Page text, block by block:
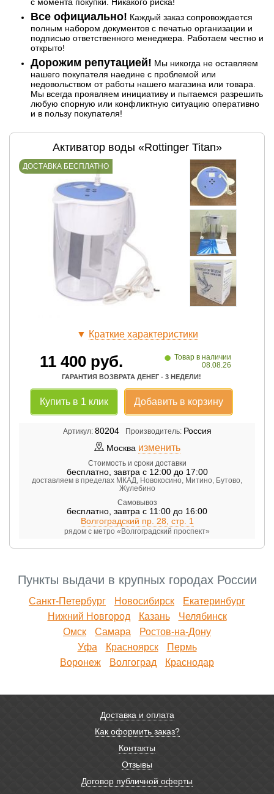
Все официально! Каждый заказ сопровождается
полным набором документов с печатью организации и
подписью ответственного менеджера. Работаем честно и
открыто!
Дорожим репутацией! Мы никогда не оставляем
нашего покупателя наедине с проблемой или
недовольством от работы нашего магазина или товара.
Мы всегда проявляем инициативу и пытаемся разрешить
любую спорную или конфликтную ситуацию оперативно
и в пользу покупателя!
Активатор воды «Rottinger Titan»
ДОСТАВКА БЕСПЛАТНО
▼ Краткие характеристики
11 400 руб. • Товар в наличии
08.08.26
ГАРАНТИЯ ВОЗВРАТА ДЕНЕГ - 3 НЕДЕЛИ!
Купить в 1 клик Добавить в корзину
Артикул: 80204 Производитель: Россия
Москва изменить
Стоимость и сроки доставки
бесплатно, завтра с 12:00 до 17:00
доставляем в пределах МКАД, Новокосино, Митино, Бутово,
Жулебино
Самовывоз
бесплатно завтра с 11:00 до 16:00
Волгоградский пр. 28, стр. 1
рядом с метро «Волгоградский проспект»
Пункты выдачи в крупных городах России
Санкт-Петербург Новосибирск
Екатеринбург
Нижний Новгород
Казань
Челябинск
Омск
Самара
Ростов-на-Дону
Уфа
Красноярск
Пермь
Воронеж
Волгоград Краснодар
Доставка и оплата
Как оформить заказ?
Контакты
Отзывы
Договор публичной оферты